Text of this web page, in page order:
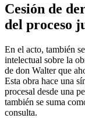
Cesión de
del proceso
En el acto, también
intelectual sobre la
de don Walter que
Esta obra hace una
procesal desde una
también se suma
consulta.